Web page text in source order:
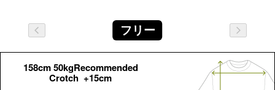
フリー
158cm 50kgRecommended
Crotch +15cm